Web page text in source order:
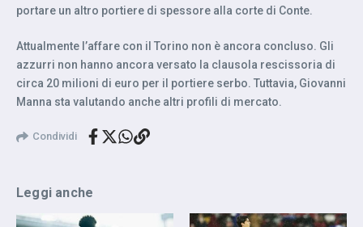
portare un altro portiere di spessore alla corte di Conte.
Attualmente l’affare con il Torino non è ancora concluso. Gli
azzurri non hanno ancora versato la clausola rescissoria di
circa 20 milioni di euro per il portiere serbo. Tuttavia, Giovanni
Manna sta valutando anche altri profili di mercato.
Condividi
Leggi anche